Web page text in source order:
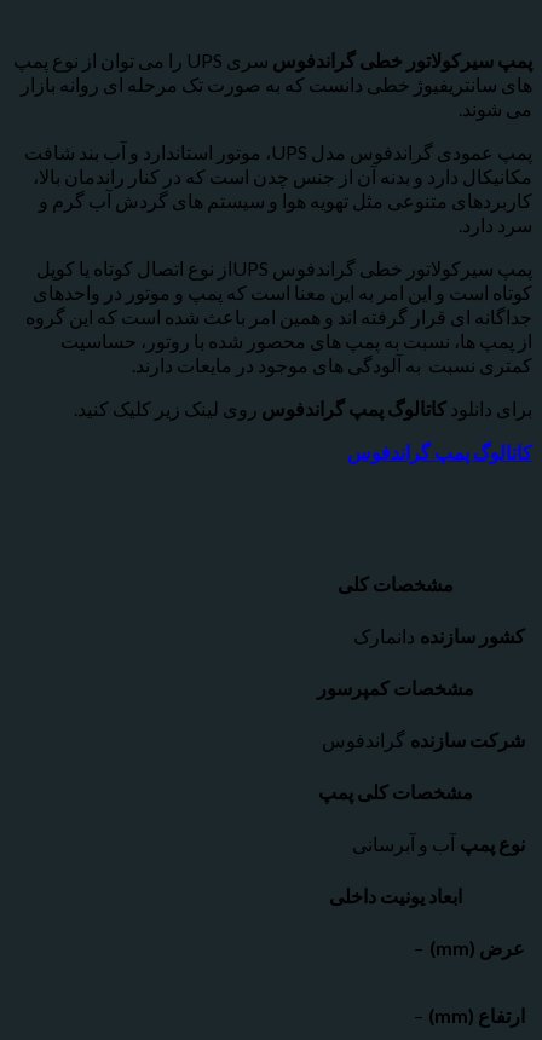
خطی گراندفوس
سری UPS را می توان از نوع پمپ
خطی دانست که به صورت تک مرحله ای روانه بازار
پمپ عمودی گراندفوس مدل UPS، موتور استاندارد و آب بند شافت
دارد و بدنه آن از جنس چدن است که در کنار راندمان بالا،
متنوعی مثل تهویه هوا و سیستم های گردش آب گرم و
پمپ سیرکولاتور خطی گراندفوس UPSاز نوع اتصال کوتاه یا کوپل
و این امر به این معنا است که پمپ و موتور در واحدهای
ای قرار گرفته اند و همین امر باعث شده است که این گروه
ها، نسبت به پمپ های محصور شده با روتور، حساسیت
به آلودگی های موجود در مایعات دارند.
کاتالوگ پمپ گراندفوسروی لینک زیر کلیک کنید.
پمپ گراندفوس
مشخصات کلی
دانمارک
مشخصات کمپرسور
سازنده گراندفوس
مشخصات کلی پمپ
آب و آبرسانی
ابعاد یونیت داخلی
–
–